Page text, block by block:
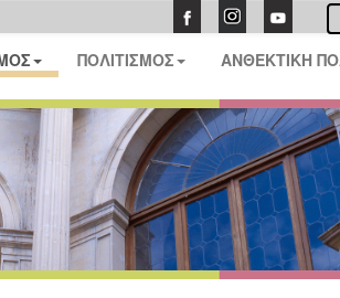
ΠΟΛΙΤΙΣΜΟΣ ΑΝΘΕΚΤΙΚΗ